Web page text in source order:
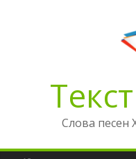
Слова песен